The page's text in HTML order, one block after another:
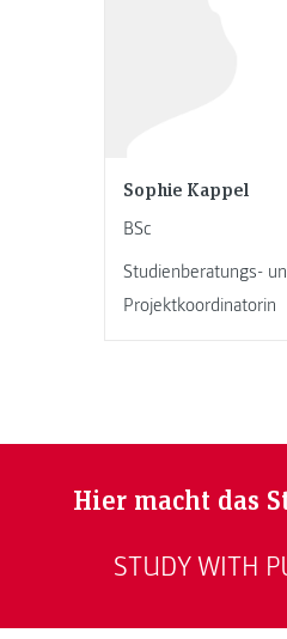
Sophie Kappel
BSc
Studienberatungs-
Projektkoordinatorin
Hier macht das
STUDY WITH